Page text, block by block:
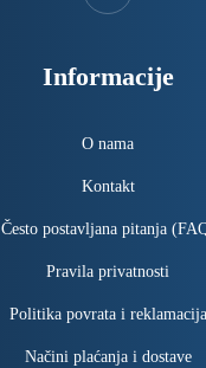
Informacije
O nama
Kontakt
Često postavljana pitanja
Pravila privatnosti
Politika povrata i reklamacija
Načini plaćanja i dostave